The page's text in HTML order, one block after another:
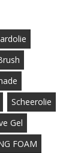
Scheerolie
Gel
FOAM